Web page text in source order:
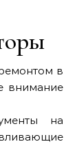
в
внимание
на